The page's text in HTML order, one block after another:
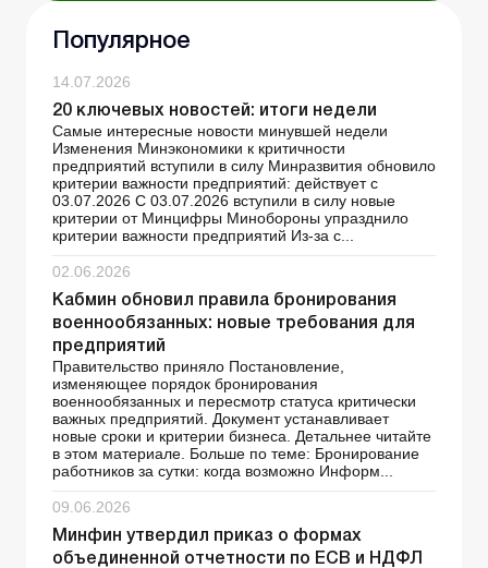
Популярное
14.07.2026
20 ключевых новостей: итоги недели
Самые интересные новости минувшей недели
Изменения Минэкономики к критичности
предприятий вступили в силу Минразвития обновило
критерии важности предприятий: действует с
03.07.2026 С 03.07.2026 вступили в силу новые
критерии от Минцифры Минобороны упразднило
критерии важности предприятий Из-за с...
02.06.2026
Кабмин обновил правила бронирования
военнообязанных: новые требования для
предприятий
Правительство приняло Постановление,
изменяющее порядок бронирования
военнообязанных и пересмотр статуса критически
важных предприятий. Документ устанавливает
новые сроки и критерии бизнеса. Детальнее читайте
в этом материале. Больше по теме: Бронирование
работников за сутки: когда возможно Информ...
09.06.2026
Минфин утвердил приказ о формах
объединенной отчетности по ЕСВ и НДФЛ